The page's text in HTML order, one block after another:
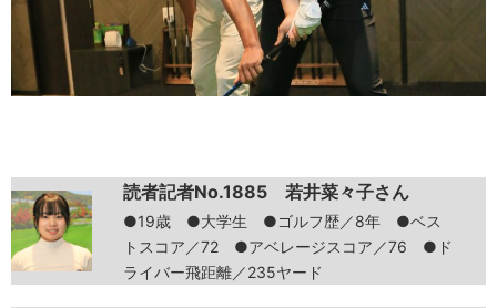
読者記者No.1885 若井菜々子さん
●19歳 ●大学生 ●ゴルフ歴／8年 ●ベス
トスコア／72 ●アベレージスコア／76 ●ド
ライバー飛距離／235ヤード